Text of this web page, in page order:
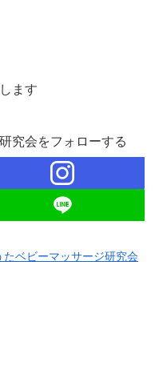
ます
究会をフォローする
たベビーマッサージ研究会